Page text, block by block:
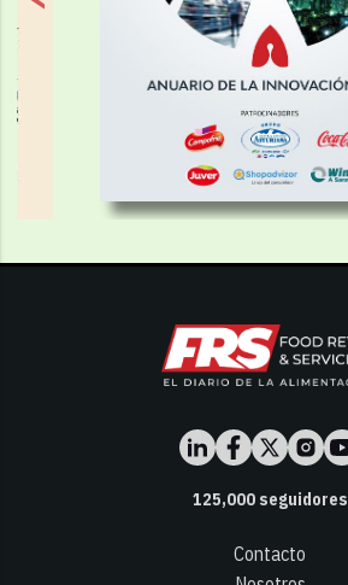
125,000seguidores
Contacto